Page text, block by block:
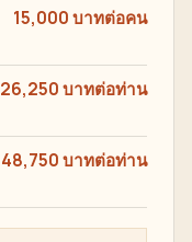
15,000 บาทต่อคน
26,250 บาทต่อท่าน
48,750 บาทต่อท่าน